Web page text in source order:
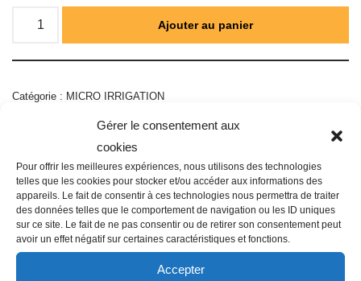
Gérer le consentement aux
cookies
Pour offrir les meilleures expériences, nous utilisons des technologies
telles que les cookies pour stocker et/ou accéder aux informations des
appareils. Le fait de consentir à ces technologies nous permettra de traiter
des données telles que le comportement de navigation ou les ID uniques
sur ce site. Le fait de ne pas consentir ou de retirer son consentement peut
avoir un effet négatif sur certaines caractéristiques et fonctions.
Accepter
Ajouter au panier
Catégorie : MICRO IRRIGATION
Description
Famille : K09